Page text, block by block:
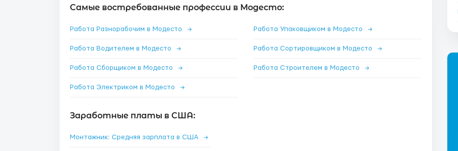
Самые востребованные профессии в Модесто:
Работа Разнорабочим в Модесто → Работа Упаковщиком в Модесто →
Работа Водителем в Модесто → Работа Сортировщиком в Модесто →
Работа Сборщиком в Модесто → Работа Строителем в Модесто →
Работа Электриком в Модесто →
Заработные платы в США:
Монтажник: Средняя зарплата в США →